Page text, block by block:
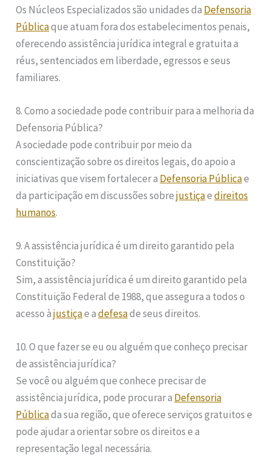
Os Núcleos Especializados são unidades da Defensoria
Públicaque atuam fora dos estabelecimentos penais,
oferecendo assistência jurídica integral e gratuita a
réus, sentenciados em liberdade, egressos e seus
familiares.
8. Como a sociedade pode contribuir para a melhoria da
Defensoria Pública?
A sociedade pode contribuir por meio da
conscientização sobre os direitos legais, do apoio a
iniciativas que visem fortalecer a Defensoria Públicae
da participação em discussões sobrejustiçaedireitos
humanos.
9. A assistência jurídica é um direito garantido pela
Constituição?
Sim, a assistência jurídica é um direito garantido pela
Constituição Federal de 1988, que assegura a todos o
acesso àjustiçae adefesade seus direitos.
10. O que fazer se eu ou alguém que conheço precisar
de assistência jurídica?
Se você ou alguém que conhece precisar de
assistência jurídica, pode procurar a Defensoria
Públicada sua região, que oferece serviços gratuitos e
pode ajudar a orientar sobre os direitos e a
representação legal necessária.